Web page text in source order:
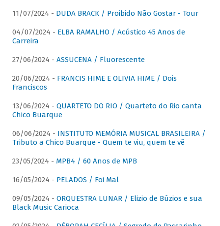
11/07/2024 - DUDA BRACK / Proibido Não Gostar - Tour
04/07/2024 - ELBA RAMALHO / Acústico 45 Anos de
Carreira
27/06/2024 - ASSUCENA / Fluorescente
20/06/2024 - FRANCIS HIME E OLIVIA HIME / Dois
Franciscos
13/06/2024 - QUARTETO DO RIO / Quarteto do Rio canta
Chico Buarque
06/06/2024 - INSTITUTO MEMÓRIA MUSICAL BRASILEIRA /
Tributo a Chico Buarque - Quem te viu, quem te vê
23/05/2024 - MPB4 / 60 Anos de MPB
16/05/2024 - PELADOS / Foi Mal
09/05/2024 - ORQUESTRA LUNAR / Elizio de Búzios e sua
Black Music Carioca